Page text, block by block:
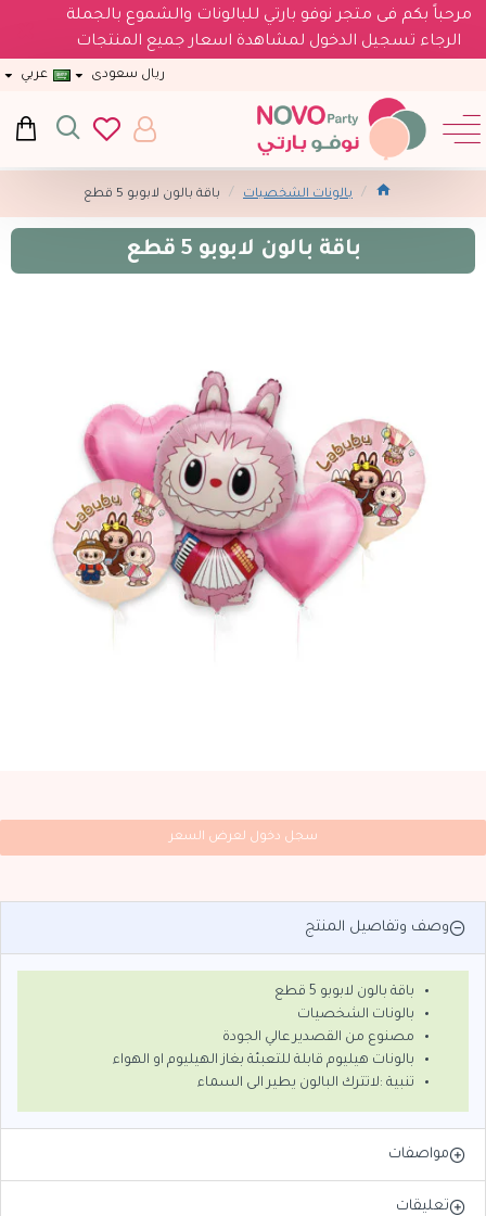
مرحباً بكم فى متجر نوفو بارتي للبالونات والشموع بالجملة
الرجاء تسجيل الدخول لمشاهدة اسعار جميع المنتجات
ريال سعودى عربي
بالونات الشخصيات باقة بالون لابوبو 5 قطع
باقة بالون لابوبو 5 قطع
سجل دخول لعرض السعر
وصف وتفاصيل المنتج
باقة بالون لابوبو 5 قطع
بالونات الشخصيات
مصنوع من القصدير عالي الجودة
بالونات هيليوم قابلة للتعبئة بغاز الهيليوم او الهواء
تنبية :لاتترك البالون يطير الى السماء
مواصفات
تعليقات